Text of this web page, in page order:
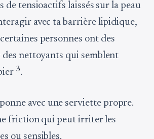
de tensioactifs laissés sur la peau
avec ta barrière lipidique,
personnes ont des
nettoyants qui semblent
3.
avec une serviette propre.
friction qui peut irriter les
ou sensibles.